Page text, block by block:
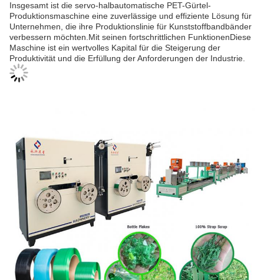
Insgesamt ist die servo-halbautomatische PET-Gürtel-
Produktionsmaschine eine zuverlässige und effiziente Lösung für
Unternehmen, die ihre Produktionslinie für Kunststoffbandbänder
verbessern möchten.Mit seinen fortschrittlichen FunktionenDiese
Maschine ist ein wertvolles Kapital für die Steigerung der
Produktivität und die Erfüllung der Anforderungen der Industrie.